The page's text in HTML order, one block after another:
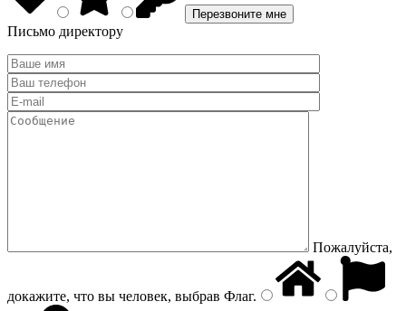
Письмо директору
Пожалуйста,
докажите, что вы человек, выбрав Флаг.